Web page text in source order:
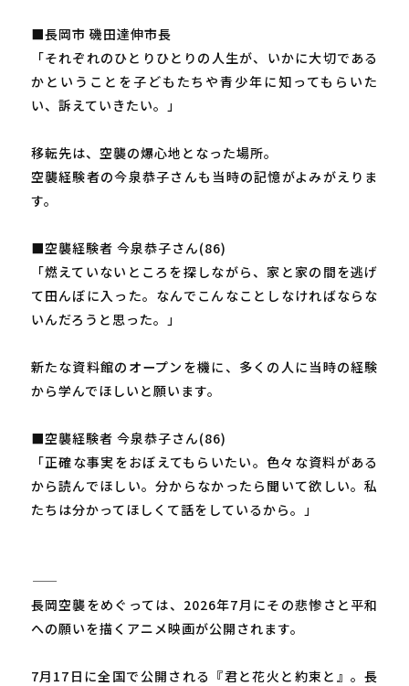
■長岡市 磯田達伸市長
「それぞれのひとりひとりの人生が、いかに大切である
かということを子どもたちや青少年に知ってもらいた
い、訴えていきたい。」
移転先は、空襲の爆心地となった場所。
空襲経験者の今泉恭子さんも当時の記憶がよみがえりま
す。
■空襲経験者 今泉恭子さん(86)
「燃えていないところを探しながら、家と家の間を逃げ
て田んぼに入った。なんでこんなことしなければならな
いんだろうと思った。」
新たな資料館のオープンを機に、多くの人に当時の経験
から学んでほしいと願います。
■空襲経験者 今泉恭子さん(86)
「正確な事実をおぼえてもらいたい。色々な資料がある
から読んでほしい。分からなかったら聞いて欲しい。私
たちは分かってほしくて話をしているから。」
―――――
長岡空襲をめぐっては、2026年7月にその悲惨さと平和
への願いを描くアニメ映画が公開されます。
7月17日に全国で公開される『君と花火と約束と』。長